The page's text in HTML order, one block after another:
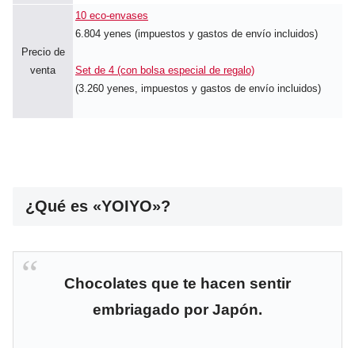
Precio de
venta
10 eco-envases
6.804 yenes (impuestos y gastos de envío incluidos)
Set de 4 (con bolsa especial de regalo)
(3.260 yenes, impuestos y gastos de envío incluidos)
¿Qué es «YOIYO»?
Chocolates que te hacen sentir
embriagado por Japón.